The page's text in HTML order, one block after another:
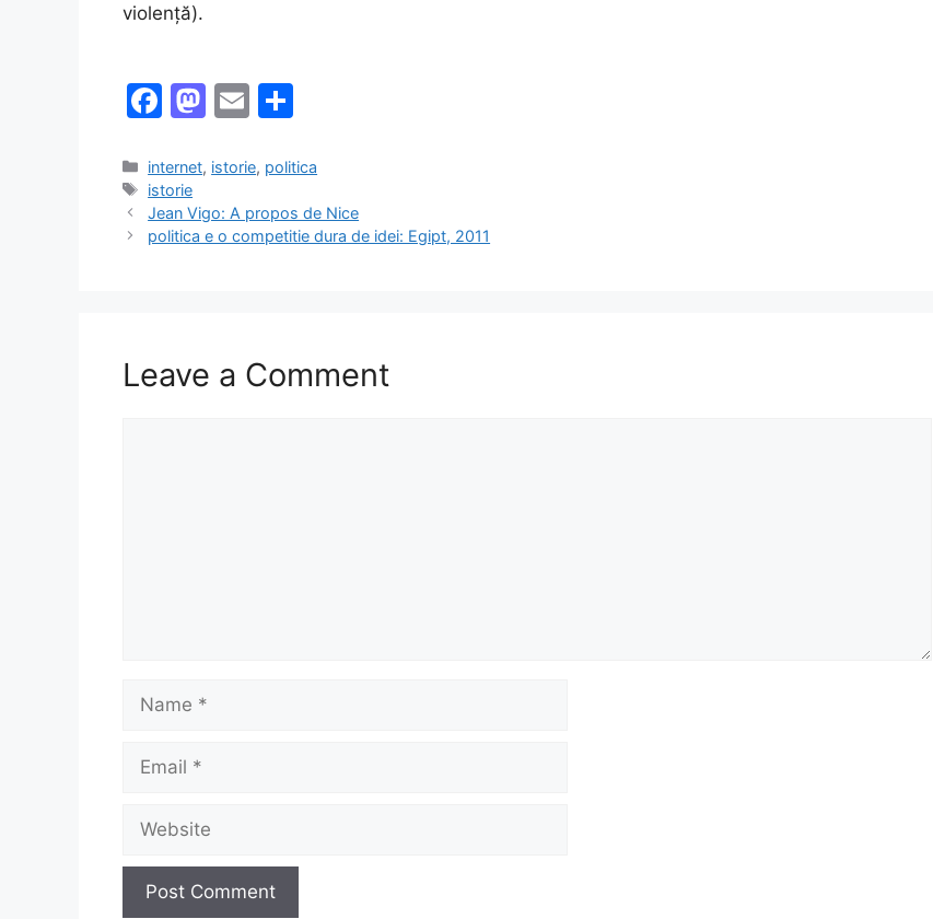
violență).
F
c
e
b
M
st
o
d
E
ai
l
ar
e
Categories
internet, istorie, politica
Tags
istorie
Jean Vigo: A propos de Nice
politica e o competitie dura de idei: Egipt, 2011
Leave a Comment